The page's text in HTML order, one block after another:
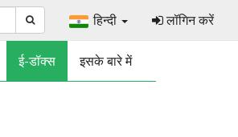
हिन्दी लॉगिन करें
ई-डॉक्स इसके बारे में